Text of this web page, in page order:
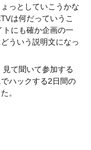
っとしていこうかな
は何だっていうこ
にも確か企画の一
ういう説明文になっ
て聞いて参加する
ハックする2日間の
。